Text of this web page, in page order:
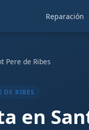
Reparación
Pere de Ribes
DE RIBES
en